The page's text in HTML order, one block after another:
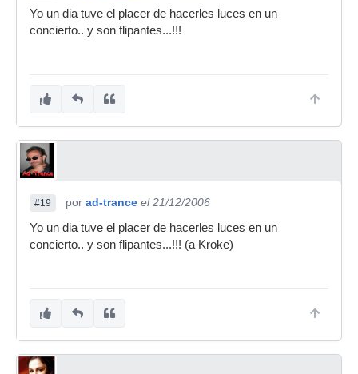
Yo un dia tuve el placer de hacerles luces en un
concierto.. y son flipantes...!!!
#19 por ad-trance el 21/12/2006
Yo un dia tuve el placer de hacerles luces en un
concierto.. y son flipantes...!!! (a Kroke)